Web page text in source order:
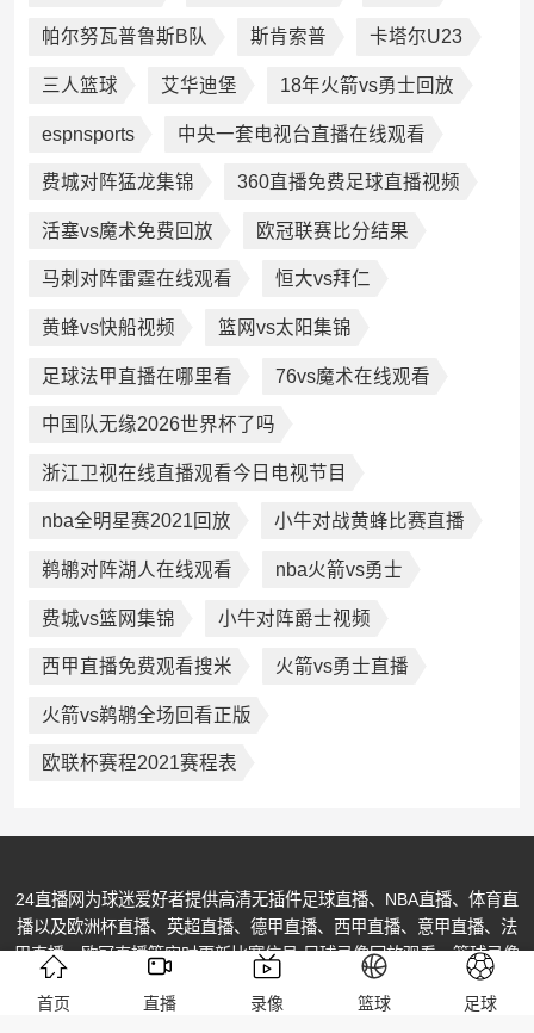
首页 直播 录像 篮球 足球
帕尔努瓦普鲁斯B队 斯肯索普 卡塔尔U23
三人篮球 艾华迪堡 18年火箭vs勇士回放
espnsports 中央一套电视台直播在线观看
费城对阵猛龙集锦 360直播免费足球直播视频
活塞vs魔术免费回放 欧冠联赛比分结果
马刺对阵雷霆在线观看 恒大vs拜仁
黄蜂vs快船视频 篮网vs太阳集锦
足球法甲直播在哪里看 76vs魔术在线观看
中国队无缘2026世界杯了吗
浙江卫视在线直播观看今日电视节目
nba全明星赛2021回放 小牛对战黄蜂比赛直播
鹈鹕对阵湖人在线观看 nba火箭vs勇士
费城vs篮网集锦 小牛对阵爵士视频
西甲直播免费观看搜米 火箭vs勇士直播
火箭vs鹈鹕全场回看正版
欧联杯赛程2021赛程表
24直播网为球迷爱好者提供高清无插件足球直播、NBA直播、体育直
播以及欧洲杯直播、英超直播、德甲直播、西甲直播、意甲直播、法
甲直播、欧冠直播等实时更新比赛信号,足球录像回放观看、篮球录像
回放,高清体育视频免费播放尽在24直播网！
© Copyright @ 2013-2026 All Rights Reserved. 24直播网 版权所有